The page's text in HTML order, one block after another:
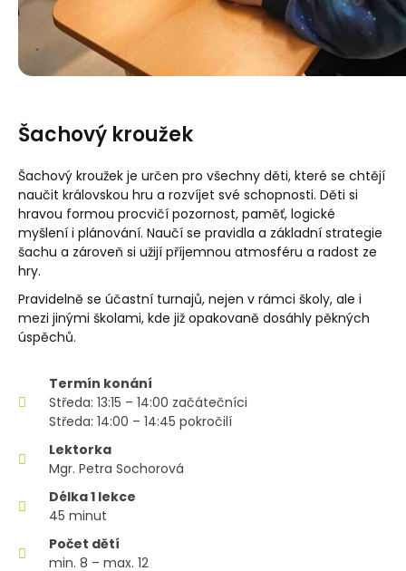
Šachový kroužek
Šachový kroužek je určen pro všechny děti, které se chtějí
naučit královskou hru a rozvíjet své schopnosti. Děti si
hravou formou procvičí pozornost, paměť, logické
myšlení i plánování. Naučí se pravidla a základní strategie
šachu a zároveň si užijí příjemnou atmosféru a radost ze
hry.
Pravidelně se účastní turnajů, nejen v rámci školy, ale i
mezi jinými školami, kde již opakovaně dosáhly pěkných
úspěchů.
Termín konání
Středa: 13:15 – 14:00 začátečníci
Středa: 14:00 – 14:45 pokročilí
Lektorka
Mgr. Petra Sochorová
Délka 1 lekce
45 minut
Počet dětí
min. 8 – max. 12